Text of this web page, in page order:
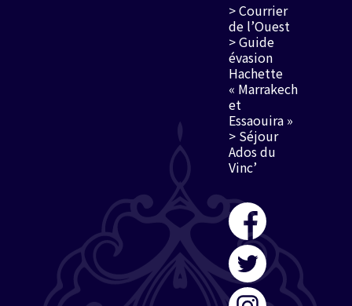
> Courrier
de l’Ouest
> Guide
évasion
Hachette
« Marrakech
et
Essaouira »
> Séjour
Ados du
Vinc’